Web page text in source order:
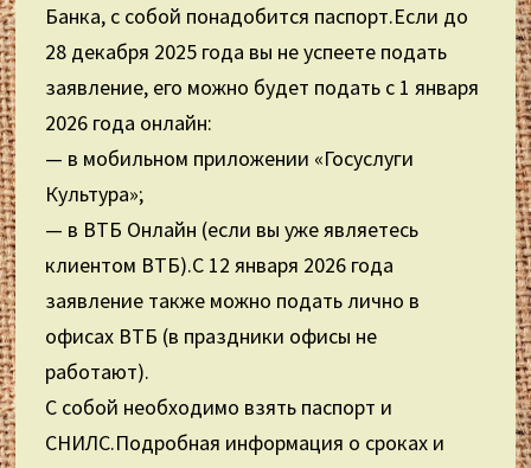
Банка, с собой понадобится паспорт.Если до
28 декабря 2025 года вы не успеете подать
заявление, его можно будет подать с 1 января
2026 года онлайн:
— в мобильном приложении «Госуслуги
Культура»;
— в ВТБ Онлайн (если вы уже являетесь
клиентом ВТБ).С 12 января 2026 года
заявление также можно подать лично в
офисах ВТБ (в праздники офисы не
работают).
С собой необходимо взять паспорт и
СНИЛС.Подробная информация о сроках и